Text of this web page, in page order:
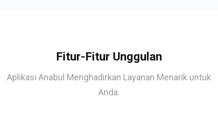
Fitur-Fitur Unggulan
Aplikasi Anabul Menghadirkan Layanan Menarik untuk
Anda.